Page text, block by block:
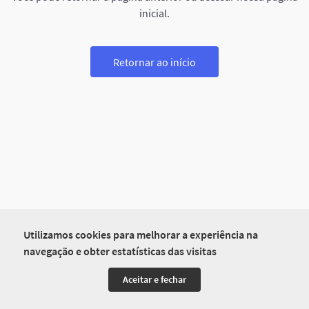
Utilizamos cookies para melhorar a experiência na
navegação e obter estatísticas das visitas
Aceitar e fechar
inicial.
Retornar ao início